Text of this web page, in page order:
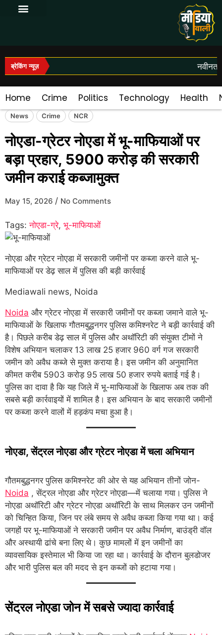
ब्रेकिंग न्यूज़
Home Crime Politics Technology Health
News Crime NCR
नोएडा-ग्रेटर नोएडा में भू-माफियाओं पर
बड़ा प्रहार, 5900 करोड़ की सरकारी
जमीन कराई कब्जामुक्त
May 15, 2026 / No Comments
Tags:नोएडा-ग्रे, भू-माफियाओं
नोएडा और ग्रेटर नोएडा में सरकारी जमीनों पर कब्जा करने वाले भू-
माफियाओं पर डेढ़ साल में पुलिस की बड़ी कार्रवाई
Mediawali news, Noida
Noida और ग्रेटर नोएडा में सरकारी जमीनों पर कब्जा जमाने वाले भू-
माफियाओं के खिलाफ गौतमबुद्धनगर पुलिस कमिश्नरेट ने बड़ी कार्रवाई की
है। पिछले करीब डेढ़ साल में पुलिस और अथॉरिटी की संयुक्त टीमों ने
विशेष अभियान चलाकर 13 लाख 25 हजार 960 वर्ग गज सरकारी
जमीन को अवैध कब्जे से मुक्त कराया है। इस जमीन की अनुमानित
कीमत करीब 5903 करोड़ 95 लाख 50 हजार रुपये बताई गई है।
पुलिस का दावा है कि यह जिले में भू-माफियाओं के खिलाफ अब तक की
सबसे बड़ी कार्रवाइयों में शामिल है। इस अभियान के बाद सरकारी जमीनों
पर कब्जा करने वालों में हड़कंप मचा हुआ है।
नोएडा, सेंट्रल नोएडा और ग्रेटर नोएडा में चला अभियान
गौतमबुद्धनगर पुलिस कमिश्नरेट की ओर से यह अभियान तीनों जोन-
Noida , सेंट्रल नोएडा और ग्रेटर नोएडा—में चलाया गया। पुलिस ने
नोएडा अथॉरिटी और ग्रेटर नोएडा अथॉरिटी के साथ मिलकर उन जमीनों
को चिन्हित किया, जिन पर लंबे समय से अवैध कब्जा किया गया था। कई
जगहों पर भू-माफियाओं ने सरकारी जमीन पर अवैध निर्माण, बाउंड्री वॉल
और अस्थायी ढांचे बना लिए थे। कुछ मामलों में इन जमीनों का
व्यावसायिक इस्तेमाल भी किया जा रहा था। कार्रवाई के दौरान बुलडोजर
और भारी पुलिस बल की मदद से इन कब्जों को हटाया गया।
सेंट्रल नोएडा जोन में सबसे ज्यादा कार्रवाई